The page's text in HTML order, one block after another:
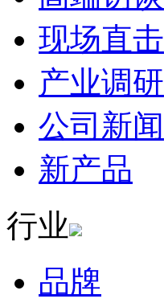
现场直击
产业调研
公司新闻
新产品
行业
品牌